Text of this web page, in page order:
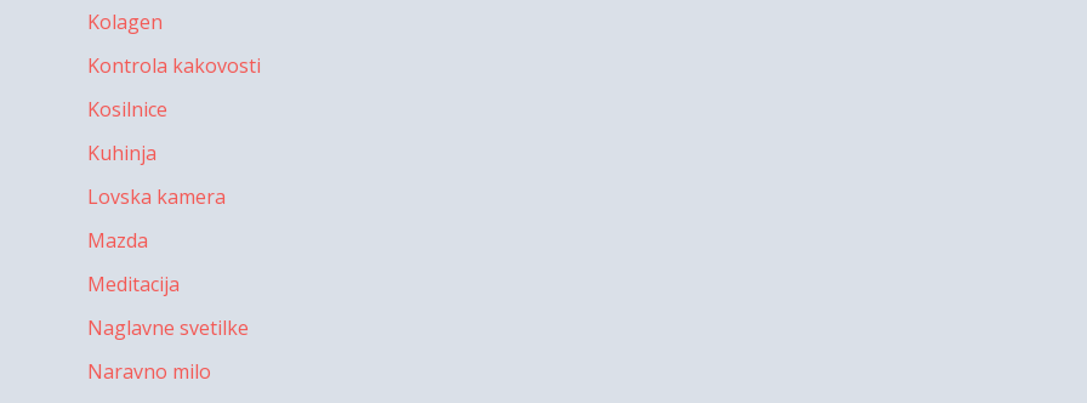
Kolagen
Kontrola kakovosti
Kosilnice
Kuhinja
Lovska kamera
Mazda
Meditacija
Naglavne svetilke
Naravno milo